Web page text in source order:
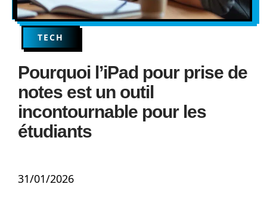
TECH
Pourquoi l’iPad pour prise de
notes est un outil
incontournable pour les
étudiants
31/01/2026